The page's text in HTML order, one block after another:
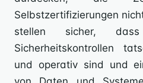
Selbstzertifizierungen
stellen sicher,
Sicherheitskontrollen
und operativ sind und